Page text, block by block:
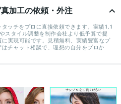
加工の依頼・外注
ッチをプロに直接依頼できます。実績1.1
スタイル調整を制作会社より低予算で提
実現可能です。見積無料、実績豊富なプ
チャット相談で、理想の自分をプロか